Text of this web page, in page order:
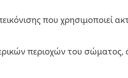
που χρησιμοποιεί
περιοχών του